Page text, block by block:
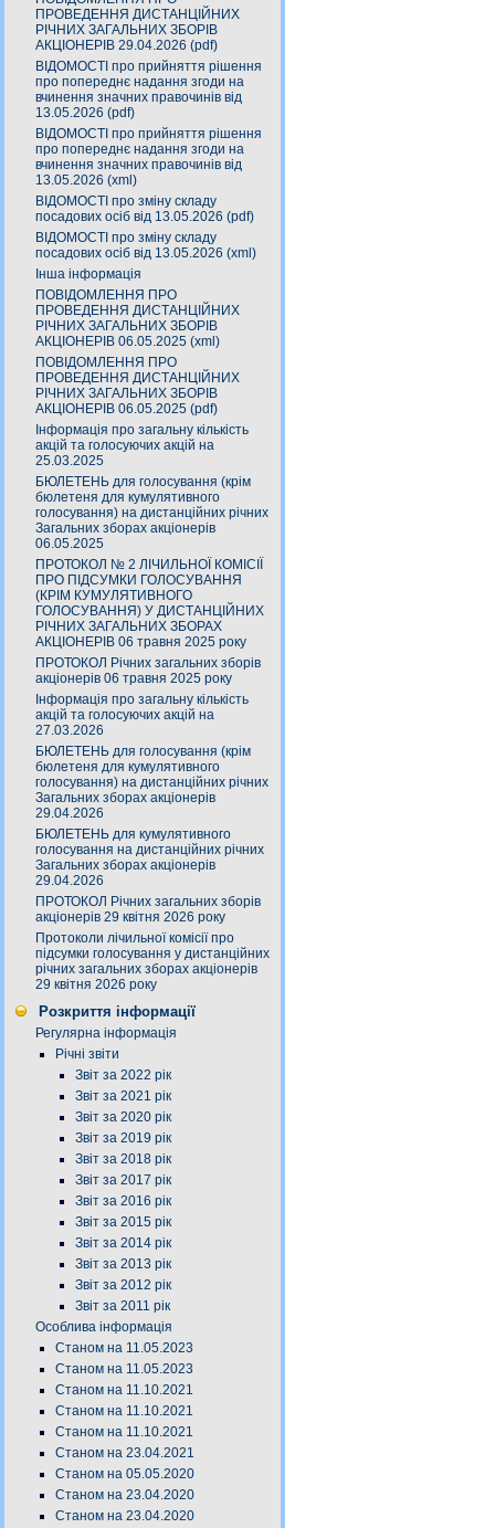
ПРОВЕДЕННЯ ДИСТАНЦІЙНИХ
РІЧНИХ ЗАГАЛЬНИХ ЗБОРІВ
АКЦІОНЕРІВ 29.04.2026 (pdf)
ВІДОМОСТІ про прийняття рішення
про попереднє надання згоди на
вчинення значних правочинів від
13.05.2026 (pdf)
ВІДОМОСТІ про прийняття рішення
про попереднє надання згоди на
вчинення значних правочинів від
13.05.2026 (xml)
ВІДОМОСТІ про зміну складу
посадових осіб від 13.05.2026 (pdf)
ВІДОМОСТІ про зміну складу
посадових осіб від 13.05.2026 (xml)
Інша інформація
ПОВІДОМЛЕННЯ ПРО
ПРОВЕДЕННЯ ДИСТАНЦІЙНИХ
РІЧНИХ ЗАГАЛЬНИХ ЗБОРІВ
АКЦІОНЕРІВ 06.05.2025 (xml)
ПОВІДОМЛЕННЯ ПРО
ПРОВЕДЕННЯ ДИСТАНЦІЙНИХ
РІЧНИХ ЗАГАЛЬНИХ ЗБОРІВ
АКЦІОНЕРІВ 06.05.2025 (pdf)
Інформація про загальну кількість
акцій та голосуючих акцій на
25.03.2025
БЮЛЕТЕНЬ для голосування (крім
бюлетеня для кумулятивного
голосування) на дистанційних річних
Загальних зборах акціонерів
06.05.2025
ПРОТОКОЛ № 2 ЛІЧИЛЬНОЇ КОМІСІЇ
ПРО ПІДСУМКИ ГОЛОСУВАННЯ
(КРІМ КУМУЛЯТИВНОГО
ГОЛОСУВАННЯ) У ДИСТАНЦІЙНИХ
РІЧНИХ ЗАГАЛЬНИХ ЗБОРАХ
АКЦІОНЕРІВ 06 травня 2025 року
ПРОТОКОЛ Річних загальних зборів
акціонерів 06 травня 2025 року
Інформація про загальну кількість
акцій та голосуючих акцій на
27.03.2026
БЮЛЕТЕНЬ для голосування (крім
бюлетеня для кумулятивного
голосування) на дистанційних річних
Загальних зборах акціонерів
29.04.2026
БЮЛЕТЕНЬ для кумулятивного
голосування на дистанційних річних
Загальних зборах акціонерів
29.04.2026
ПРОТОКОЛ Річних загальних зборів
акціонерів 29 квітня 2026 року
Протоколи лічильної комісії про
підсумки голосування у дистанційних
річних загальних зборах акціонерів
29 квітня 2026 року
Розкриття інформації
Регулярна інформація
Річні звіти
Звіт за 2022 рік
Звіт за 2021 рік
Звіт за 2020 рік
Звіт за 2019 рік
Звіт за 2018 рік
Звіт за 2017 рік
Звіт за 2016 рік
Звіт за 2015 рік
Звіт за 2014 рік
Звіт за 2013 рік
Звіт за 2012 рік
Звіт за 2011 рік
Особлива інформація
Станом на 11.05.2023
Станом на 11.05.2023
Станом на 11.10.2021
Станом на 11.10.2021
Станом на 11.10.2021
Станом на 23.04.2021
Станом на 05.05.2020
Станом на 23.04.2020
Станом на 23.04.2020